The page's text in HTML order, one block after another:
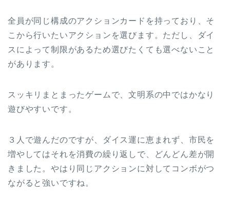
全員が同じ構成のアクションカードを持っており、そ
こから行いたいアクションを選びます。ただし、ダイ
スによって制限があるため選びたくても選べないこと
があります。
スッキリまとまったゲームで、文明系の中ではかなり
遊びやすいです。
３人で遊んだのですが、ダイス運に恵まれず、市民を
増やしてはそれを消費の繰り返しで、どんどん差が開
きました。やはり同じアクションに対してコンボがつ
ながると強いですね。